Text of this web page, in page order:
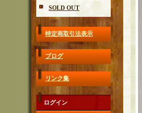
SOLD OUT
特定商取引法表示
ブログ
リンク集
ログイン